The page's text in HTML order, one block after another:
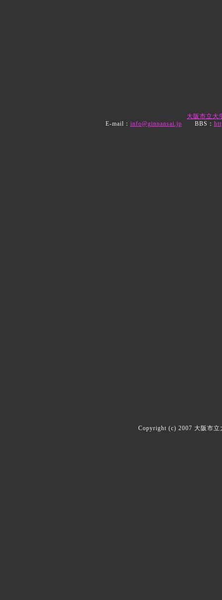
大阪市立大
E-mail： info@ginnansai.jp BBS：
Copyright (c) 2007 大阪市